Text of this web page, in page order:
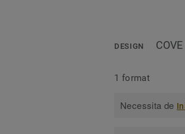
DESIGN
1 format
Necessita de